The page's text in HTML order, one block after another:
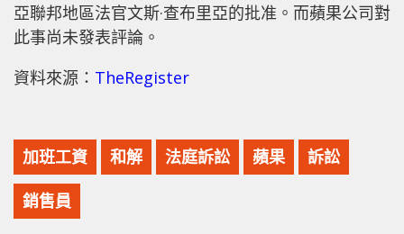
亞聯邦地區法官文斯·查布里亞的批准。而蘋果公司對
此事尚未發表評論。
資料來源： TheRegister
加班工資 和解 法庭訴訟 蘋果 訴訟
銷售員